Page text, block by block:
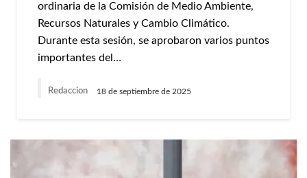
ordinaria de la Comisión de Medio Ambiente,
Recursos Naturales y Cambio Climático.
Durante esta sesión, se aprobaron varios puntos
importantes del…
Redaccion 18 de septiembre de 2025